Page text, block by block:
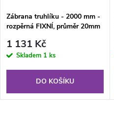
Zábrana truhlíku - 2000 mm -
rozpěrná FIXNÍ, průměr 20mm
1 131 Kč
Skladem 1 ks
DO KOŠÍKU